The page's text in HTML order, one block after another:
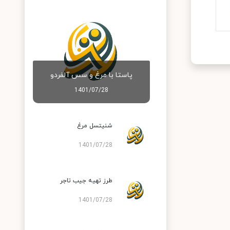
پاستا با مرغ و سس آلفردو
1401/07/28
شنیتسل مرغ
1401/07/28
طرز تهیه جیب تاجر
1401/07/28